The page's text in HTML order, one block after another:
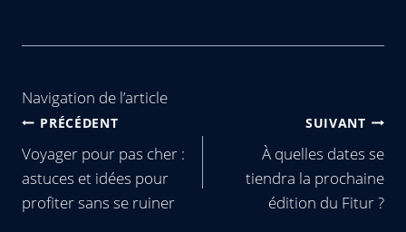
Navigation de l’article
PRÉCÉDENT
Voyager pour pas cher :
astuces et idées pour
profiter sans se ruiner
SUIVANT
À quelles dates se
tiendra la prochaine
édition du Fitur ?